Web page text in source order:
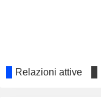
Relazioni attive